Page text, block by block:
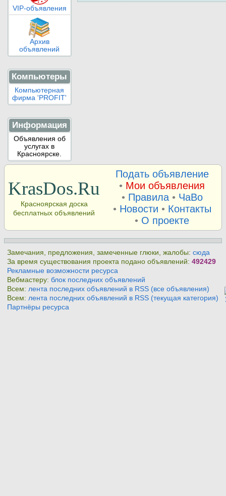
VIP-объявления
Архив
объявлений
Компьютеры
Компьютерная
фирма 'PROFIT'
Информация
Объявления об
услугах в
Красноярске.
KrasDos.Ru
Красноярская доска
бесплатных объявлений
Подать объявление
• Мои объявления
• Правила• ЧаВо
• Новости • Контакты
• О проекте
Замечания, предложения, замеченные глюки, жалобы:сюда
За время существования проекта подано объявлений:492429
Рекламные возможности ресурса
Вебмастеру:блок последних объявлений
Всем: лента последних объявлений в RSS (все объявления)
Всем: лента последних объявлений в RSS (текущая категория)
Партнёры ресурса